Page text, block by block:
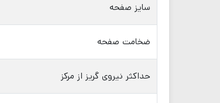
سایز صفحه
ضخامت صفحه
حداکثر نیروی گریز از مرکز